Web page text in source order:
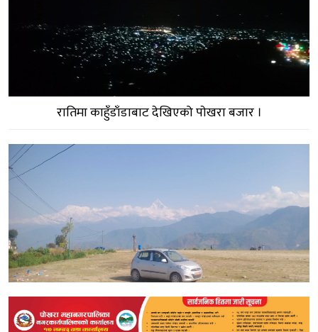
रातिमा काहुँडाँडाबाट देखिएको पाेखरा बजार ।